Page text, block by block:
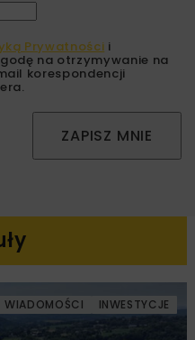
Prywatności i
na otrzymywanie na
korespondencji
ZAPISZ MNIE
WIADOMOŚCI INWESTYCJE